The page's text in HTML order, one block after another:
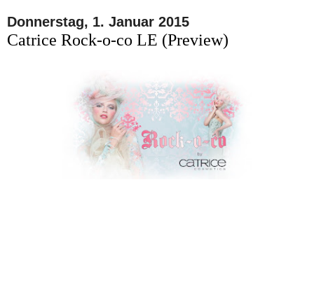
Donnerstag, 1. Januar 2015
Catrice Rock-o-co LE (Preview)